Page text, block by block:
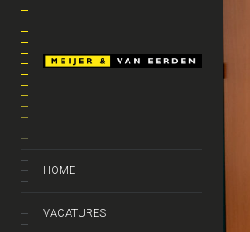
HOME
VACATURES